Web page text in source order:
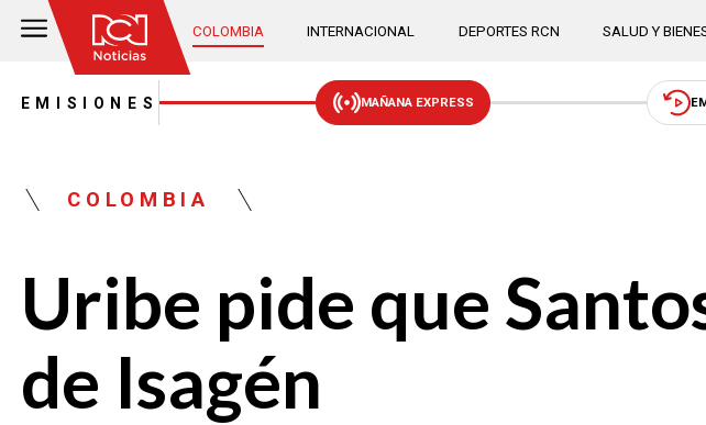
COLOMBIA INTERNACIONAL DEPORTES RCN SALUD Y
EMISIONES MAÑANA EXPRESS
COLOMBIA
Uribe pide que
de Isagén